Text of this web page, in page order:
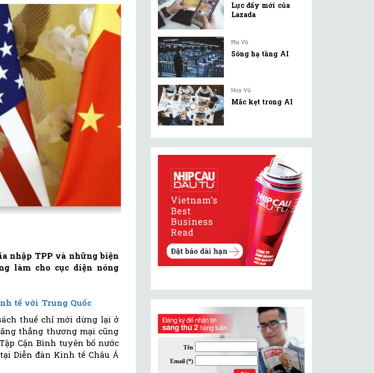
nhập TPP và những biện
làm cho cục diện nóng
tế với Trung Quốc
thuế chỉ mới dừng lại ở
thẳng thương mại cũng
Cận Bình tuyên bố nước
Diễn đàn Kinh tế Châu Á
Lực đẩy mới của
Lazada
Phi Vũ
Sóng hạ tầng AI
Huy Vũ
Mắc kẹt trong AI